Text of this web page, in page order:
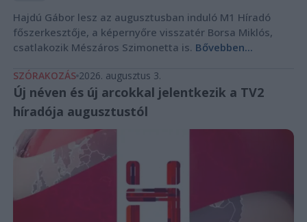
Hajdú Gábor lesz az augusztusban induló M1 Híradó
főszerkesztője, a képernyőre visszatér Borsa Miklós,
csatlakozik Mészáros Szimonetta is. Bővebben...
SZÓRAKOZÁS 2026. augusztus 3.
Új néven és új arcokkal jelentkezik a TV2
híradója augusztustól